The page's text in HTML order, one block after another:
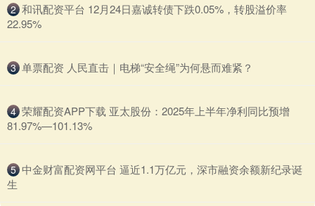
2 ​和讯配资平台 12月24日嘉诚转债下跌0.05%，转股溢价率
22.95%
3 ​单票配资 人民直击｜电梯“安全绳”为何悬而难紧？
4 ​荣耀配资APP下载 亚太股份：2025年上半年净利同比预增
81.97%—101.13%
5 ​中金财富配资网平台 逼近1.1万亿元，深市融资余额新纪录诞
生